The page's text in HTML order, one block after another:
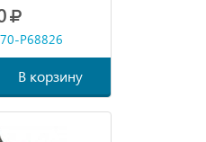
P68826
В корзину